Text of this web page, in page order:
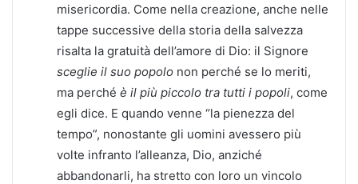
misericordia. Come nella creazione, anche nelle
tappe successive della storia della salvezza
risalta la gratuità dell’amore di Dio: il Signore
sceglie il suo popolo non perché se lo meriti,
ma perché è il più piccolo tra tutti i popoli, come
egli dice. E quando venne “la pienezza del
tempo”, nonostante gli uomini avessero più
volte infranto l’alleanza, Dio, anziché
abbandonarli, ha stretto con loro un vincolo